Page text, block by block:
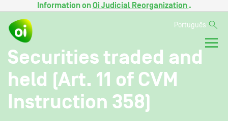
Information onOi Judicial Reorganization .
Português
Securities traded and
held (Art. 11 of CVM
Instruction 358)